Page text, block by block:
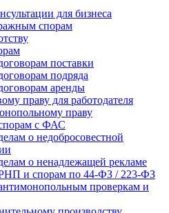
для бизнеса
спорам
поставки
подряда
аренды
праву для работодателя
праву
с ФАС
о недобросовестной
о ненадлежащей рекламе
и спорам по 44-ФЗ / 223-ФЗ
проверкам и